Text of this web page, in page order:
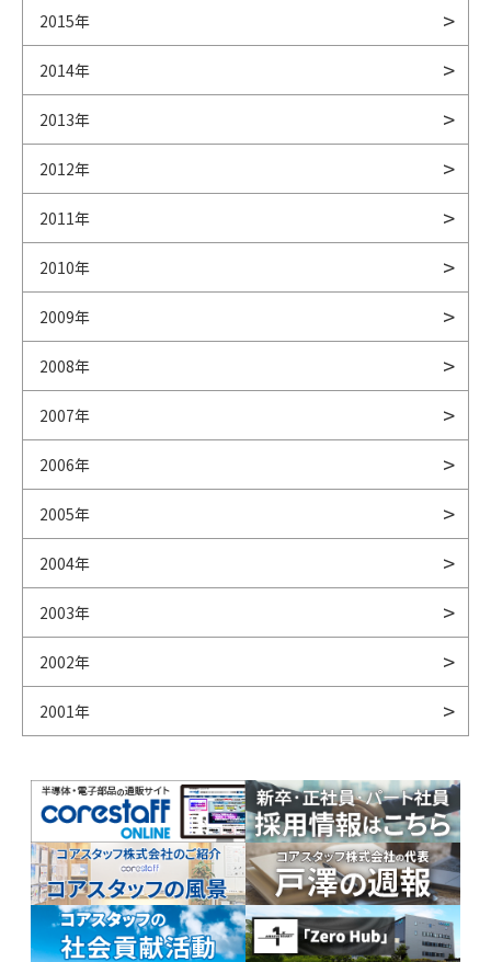
2015年
2014年
2013年
2012年
2011年
2010年
2009年
2008年
2007年
2006年
2005年
2004年
2003年
2002年
2001年